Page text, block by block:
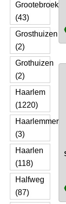
Grootebroek
(43)
Grosthuizen
(2)
Grothuizen
(2)
Haarlem
(1220)
(3)
Haarlen
(118)
Halfweg
(87)